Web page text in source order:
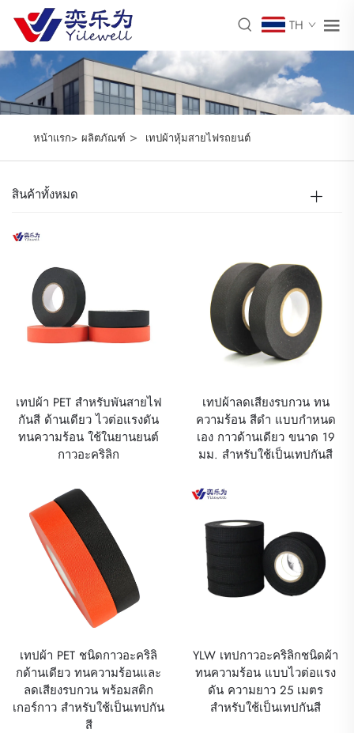
TH
หน้าแรก> ผลิตภัณฑ์> เทปผ้าหุ้มสายไฟรถยนต์
สินค้าทั้งหมด
เทปผ้า PET สำหรับพันสายไฟ
กันสี ด้านเดียว ไวต่อแรงดัน
ทนความร้อน ใช้ในยานยนต์
กาวอะคริลิก
เทปผ้าลดเสียงรบกวน ทน
ความร้อน สีดำ แบบกำหนด
เอง กาวด้านเดียว ขนาด 19
มม. สำหรับใช้เป็นเทปกันสี
เทปผ้า PET ชนิดกาวอะคริลิ
กด้านเดียว ทนความร้อนและ
ลดเสียงรบกวน พร้อมสติก
เกอร์กาว สำหรับใช้เป็นเทปกัน
สี
YLW เทปกาวอะคริลิกชนิดผ้า
ทนความร้อน แบบไวต่อแรง
ดัน ความยาว 25 เมตร
สำหรับใช้เป็นเทปกันสี